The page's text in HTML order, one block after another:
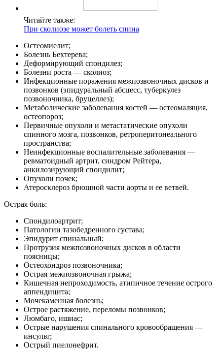
Читайте также:
При сколиозе может болеть спина
Остеомиелит;
Болезнь Бехтерева;
Деформирующий спондилез;
Болезни роста — сколиоз;
Инфекционные поражения межпозвоночных дисков и
позвонков (эпидуральный абсцесс, туберкулез
позвоночника, бруцеллез);
Метаболические заболевания костей — остеомаляция,
остеопороз;
Первичные опухоли и метастатические опухоли
спинного мозга, позвонков, ретроперитонеального
пространства;
Неинфекционные воспалительные заболевания —
ревматоидный артрит, синдром Рейтера,
анкилозирующий спондилит;
Опухоли почек;
Атеросклероз брюшной части аорты и ее ветвей.
Острая боль:
Спондилоартрит;
Патологии тазобедренного сустава;
Эпидурит спинальный;
Протрузия межпозвоночных дисков в области
поясницы;
Остеохондроз позвоночника;
Острая межпозвоночная грыжа;
Кишечная непроходимость, атипичное течение острого
аппендицита;
Мочекаменная болезнь;
Острое растяжение, переломы позвонков;
Люмбаго, ишиас;
Острые нарушения спинального кровообращения —
инсульт;
Острый пиелонефрит.